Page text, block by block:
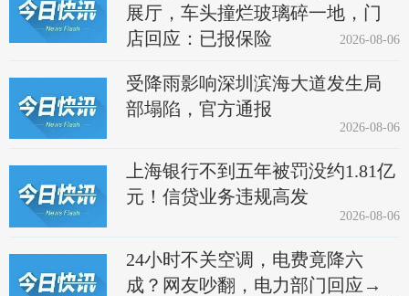
展厅，车头撞烂玻璃碎一地，门
店回应：已报保险
2026-08-06
受降雨影响深圳滨海大道发生局
部塌陷，官方通报
2026-08-06
上海银行不到五年被罚没约1.81亿
元！信贷业务违规高发
2026-08-06
24小时不关空调，电费竟降六
成？网友吵翻，电力部门回应→